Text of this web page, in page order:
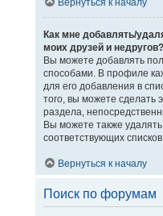
Вернуться к началу
Как мне добавлять/
моих друзей и недругов?
Вы можете добавлять
способами. В профиле
для его добавления в
того, вы можете сделать
раздела,
Вы можете также
соответствующих
Вернуться к началу
Поиск по форумам